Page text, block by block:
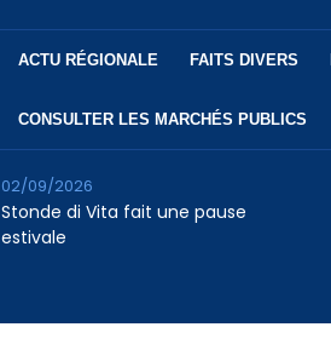
ACTU RÉGIONALE FAITS DIVERS
CONSULTER LES MARCHÉS PUBLICS
Stonde di Vita fait une pause
estivale
02/09/2026